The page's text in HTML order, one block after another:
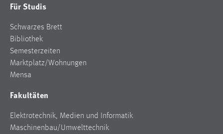
Für Studis
Schwarzes Brett
Bibliothek
Semesterzeiten
Marktplatz/Wohnungen
Mensa
Fakultäten
Elektrotechnik, Medien und Informatik
Maschinenbau/Umwelttechnik
Facebook
Conversion-Tracking
EXTERNE MEDIEN